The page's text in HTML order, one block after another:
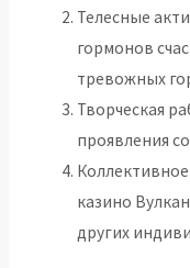
Телесные
гормонов
тревожных
Творческая
проявления
казино
других